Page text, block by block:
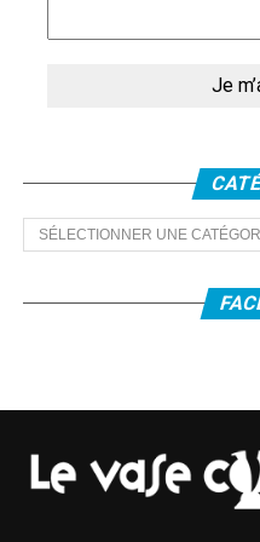
Danseurs mais aussi
tous les jours, chemises,
Catégories